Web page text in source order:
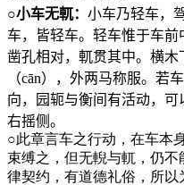
○小车无軏： 小车乃轻车，
车，皆轻车。轻车惟于车
凿孔相对，軏贯其中。横
（cān），外两马称服。若
向，园轭与衡间有活动，
右摇侧。
○此章言车之行动，在车本
束缚之，但无輗与軏，仍
律契约，有道德礼俗，所